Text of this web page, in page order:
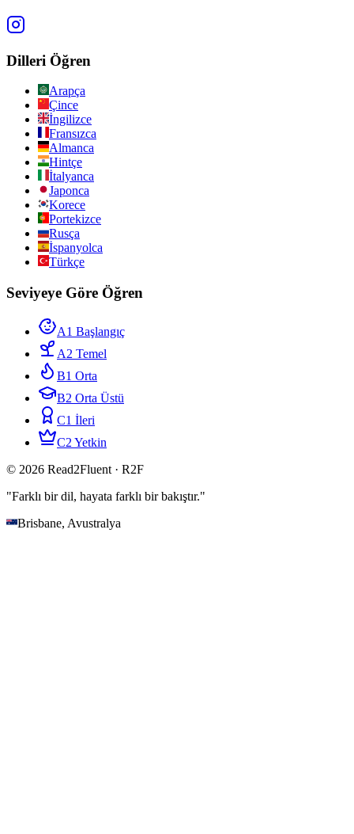
Dilleri Öğren
Arapça
Çince
İngilizce
Fransızca
Almanca
Hintçe
İtalyanca
Japonca
Korece
Portekizce
Rusça
İspanyolca
Türkçe
Seviyeye Göre Öğren
A1 Başlangıç
A2 Temel
B1 Orta
B2 Orta Üstü
C1 İleri
C2 Yetkin
© 2026 Read2Fluent · R2F
"Farklı bir dil, hayata farklı bir bakıştır."
Brisbane, Avustralya